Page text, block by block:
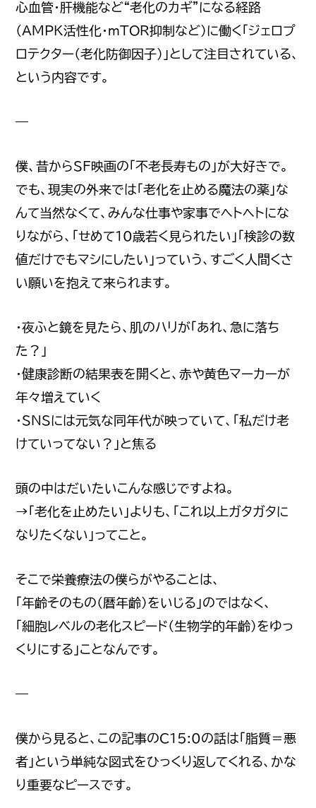
心血管・肝機能など“老化のカギ”になる経路
（AMPK活性化・mTOR抑制など）に働く「ジェロプ
ロテクター（老化防御因子）」として注目されている、
という内容です。
—
僕、昔からSF映画の「不老長寿もの」が大好きで。
でも、現実の外来では「老化を止める魔法の薬」な
んて当然なくて、みんな仕事や家事でヘトヘトにな
りながら、「せめて10歳若く見られたい」「検診の数
値だけでもマシにしたい」っていう、すごく人間くさ
い願いを抱えて来られます。
・夜ふと鏡を見たら、肌のハリが「あれ、急に落ち
た？」
・健康診断の結果表を開くと、赤や黄色マーカーが
年々増えていく
・SNSには元気な同年代が映っていて、「私だけ老
けていってない？」と焦る
頭の中はだいたいこんな感じですよね。
→「老化を止めたい」よりも、「これ以上ガタガタに
なりたくない」ってこと。
そこで栄養療法の僕らがやることは、
「年齢そのもの（暦年齢）をいじる」のではなく、
「細胞レベルの老化スピード（生物学的年齢）をゆっ
くりにする」ことなんです。
—
僕から見ると、この記事のC15:0の話は「脂質＝悪
者」という単純な図式をひっくり返してくれる、かな
り重要なピースです。